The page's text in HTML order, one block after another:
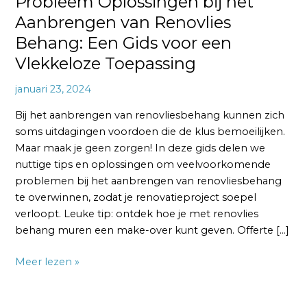
Aanbrengen van Renovlies
Behang: Een Gids voor een
Vlekkeloze Toepassing
januari 23, 2024
Bij het aanbrengen van renovliesbehang kunnen zich
soms uitdagingen voordoen die de klus bemoeilijken.
Maar maak je geen zorgen! In deze gids delen we
nuttige tips en oplossingen om veelvoorkomende
problemen bij het aanbrengen van renovliesbehang
te overwinnen, zodat je renovatieproject soepel
verloopt. Leuke tip: ontdek hoe je met renovlies
behang muren een make-over kunt geven. Offerte […]
Toepassing
Meer lezen »